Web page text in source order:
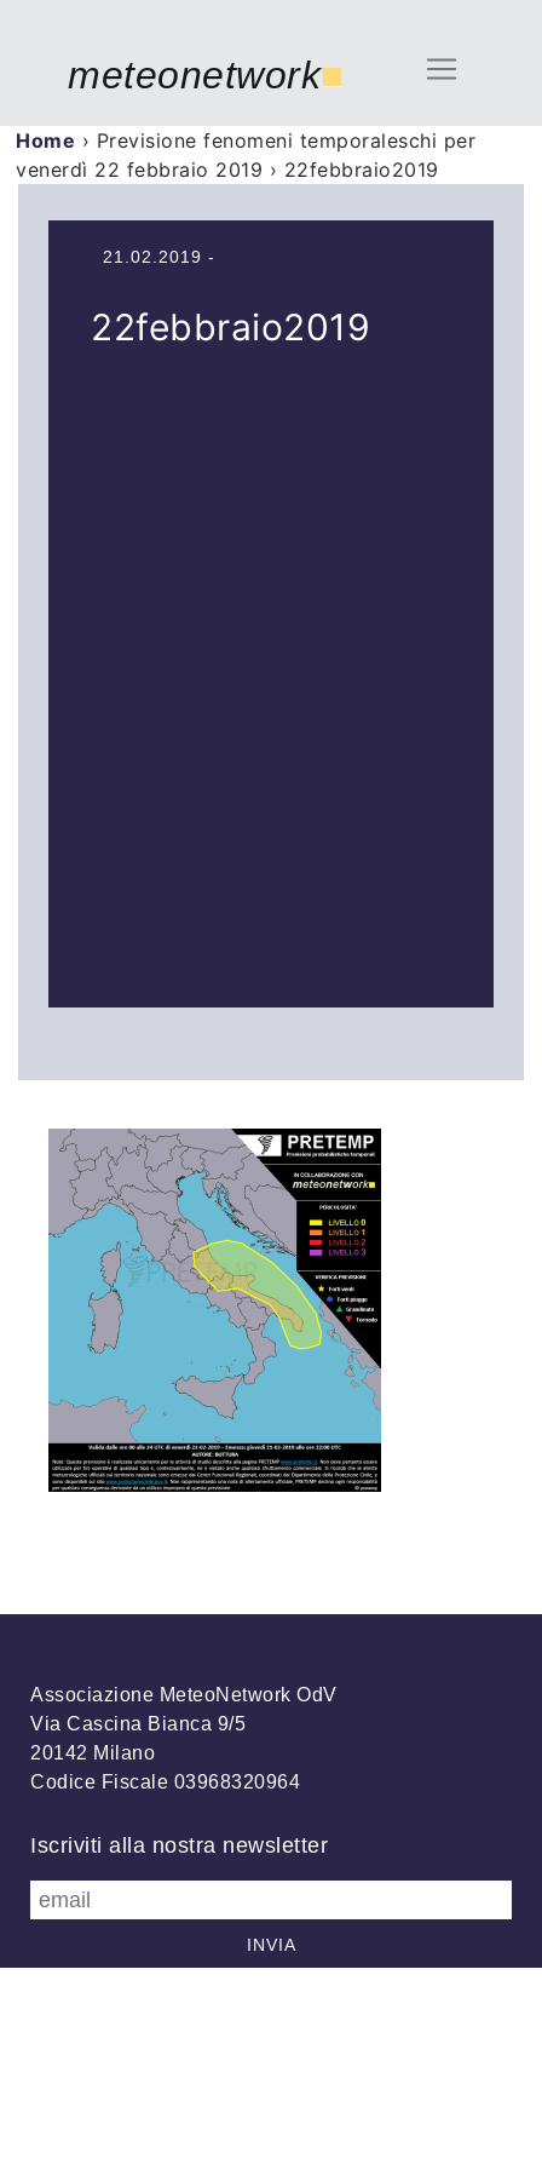
meteonetwork■
Home › Previsione fenomeni temporaleschi per
venerdì 22 febbraio 2019 › 22febbraio2019
21.02.2019 -
22febbraio2019
Associazione MeteoNetwork OdV
Via Cascina Bianca 9/5
20142 Milano
Codice Fiscale 03968320964
Iscriviti alla nostra newsletter